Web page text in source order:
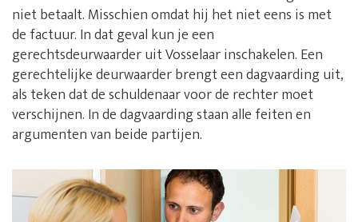
niet betaalt. Misschien omdat hij het niet eens is met
de factuur. In dat geval kun je een
gerechtsdeurwaarder uit Vosselaar inschakelen. Een
gerechtelijke deurwaarder brengt een dagvaarding uit,
als teken dat de schuldenaar voor de rechter moet
verschijnen. In de dagvaarding staan alle feiten en
argumenten van beide partijen.